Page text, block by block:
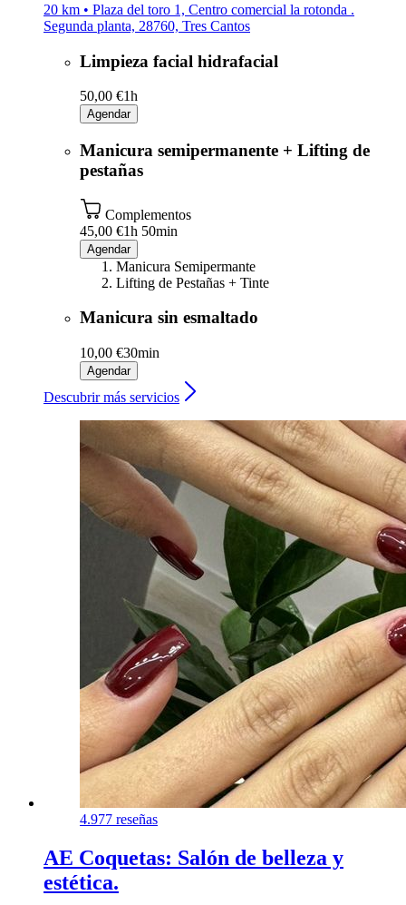
20 km • Plaza del toro 1, Centro comercial la rotonda .
Segunda planta, 28760, Tres Cantos
Limpieza facial hidrafacial
50,00 €1h
Agendar
Manicura semipermanente + Lifting de
pestañas
Complementos
45,00 €1h 50min
Agendar
Manicura Semipermante
Lifting de Pestañas + Tinte
Manicura sin esmaltado
10,00 €30min
Agendar
Descubrir más servicios
4.977 reseñas
AE Coquetas: Salón de belleza y
estética.